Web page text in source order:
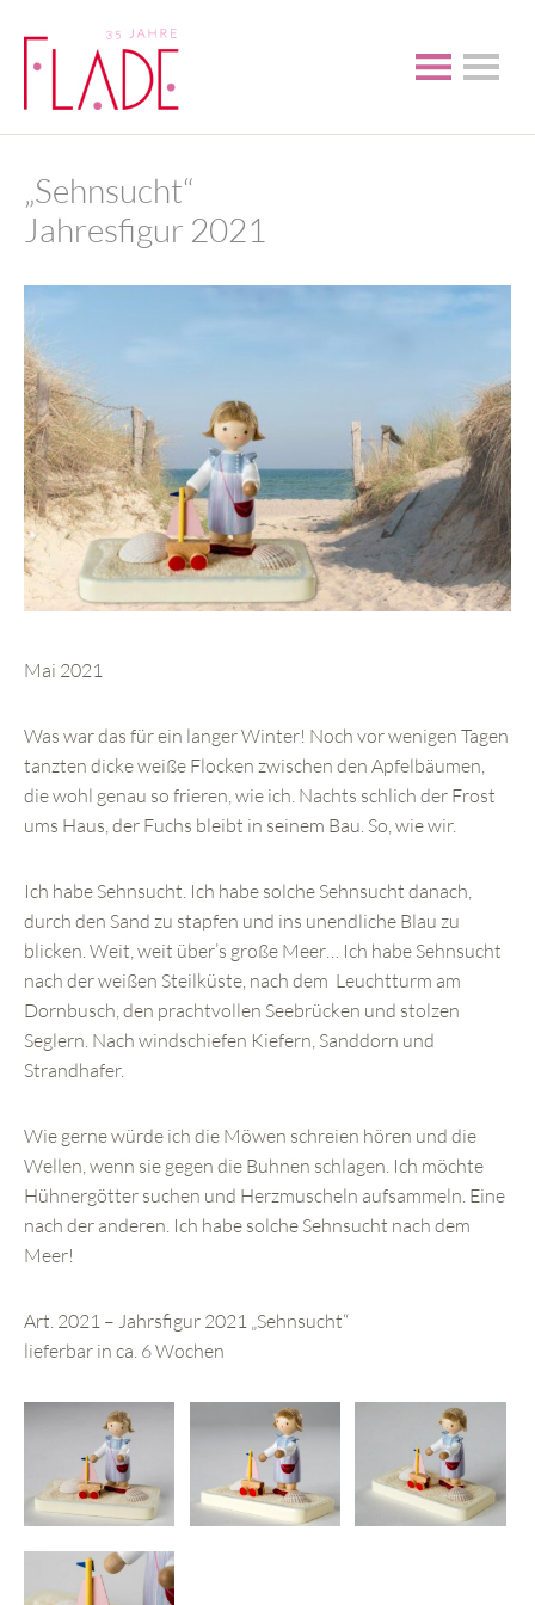
„Sehnsucht“
Jahresfigur 2021
Mai 2021
Was war das für ein langer Winter! Noch vor wenigen Tagen
tanzten dicke weiße Flocken zwischen den Apfelbäumen,
die wohl genau so frieren, wie ich. Nachts schlich der Frost
ums Haus, der Fuchs bleibt in seinem Bau. So, wie wir.
Ich habe Sehnsucht. Ich habe solche Sehnsucht danach,
durch den Sand zu stapfen und ins unendliche Blau zu
blicken. Weit, weit über’s große Meer… Ich habe Sehnsucht
nach der weißen Steilküste, nach dem Leuchtturm am
Dornbusch, den prachtvollen Seebrücken und stolzen
Seglern. Nach windschiefen Kiefern, Sanddorn und
Strandhafer.
Wie gerne würde ich die Möwen schreien hören und die
Wellen, wenn sie gegen die Buhnen schlagen. Ich möchte
Hühnergötter suchen und Herzmuscheln aufsammeln. Eine
nach der anderen. Ich habe solche Sehnsucht nach dem
Meer!
Art. 2021 – Jahrsfigur 2021 „Sehnsucht“
lieferbar in ca. 6 Wochen